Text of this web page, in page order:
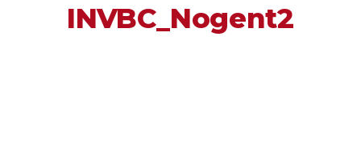
INVBC_Nogent2